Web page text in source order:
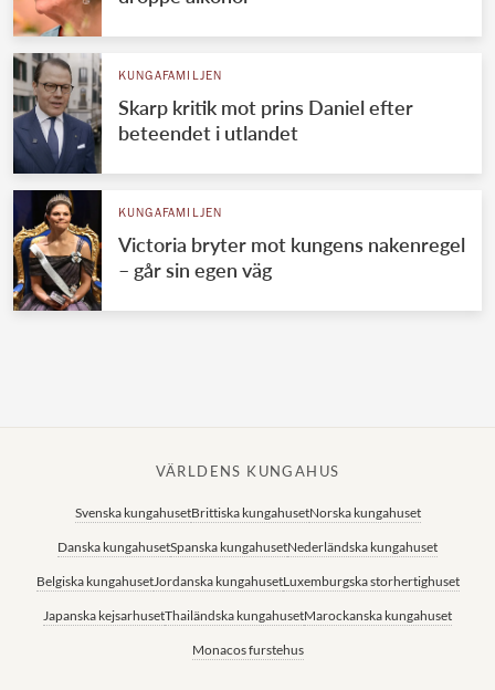
VÄRLDENS KUNGAHUS
Svenska kungahuset
Brittiska kungahuset
Danska kungahuset
Spanska kungahuset
REDAKTION
KUNGAFAMILJEN
Skarp kritik mot prins Daniel efter
beteendet i utlandet
KUNGAFAMILJEN
Victoria bryter mot kungens nakenregel
– går sin egen väg
VÄRLDENS KUNGAHUS
Svenska kungahusetBrittiska kungahusetNorska kungahuset
Danska kungahusetSpanska kungahusetNederländska kungahuset
Belgiska kungahusetJordanska kungahusetLuxemburgska storhertighuset
Japanska kejsarhusetThailändska kungahusetMarockanska kungahuset
Monacos furstehus